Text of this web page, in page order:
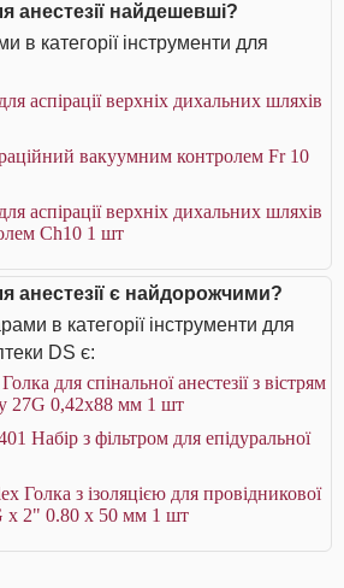
анестезії найдешевші?
в категорії інструменти для
аспірації верхніх дихальних шляхів
вакуумним контролем Fr 10
аспірації верхніх дихальних шляхів
Ch10 1 шт
анестезії є найдорожчими?
в категорії інструменти для
DS є:
для спінальної анестезії з вістрям
27G 0,42х88 мм 1 шт
Набір з фільтром для епідуральної
Голка з ізоляцією для провідникової
x 2" 0.80 x 50 мм 1 шт